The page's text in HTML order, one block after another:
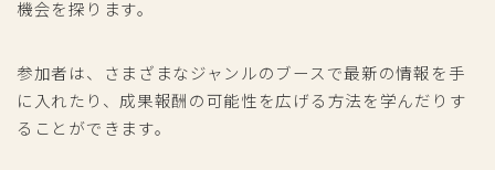
機会を探ります。
参加者は、さまざまなジャンルのブースで最新の情報を手
に入れたり、成果報酬の可能性を広げる方法を学んだりす
ることができます。